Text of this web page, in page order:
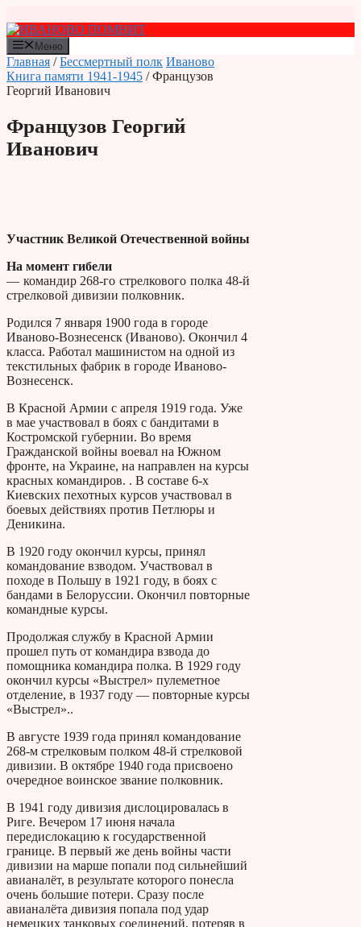
к
содержимому
Меню
Главная /Бессмертный полк Иваново
Книга памяти 1941-1945 / Французов
Георгий Иванович
Французов Георгий
Иванович
Участник Великой Отечественной войны
На момент гибели
— командир 268-го стрелкового полка 48-й
стрелковой дивизии полковник.
Родился 7 января 1900 года в городе
Иваново-Вознесенск (Иваново). Окончил 4
класса. Работал машинистом на одной из
текстильных фабрик в городе Иваново-
Вознесенск.
В Красной Армии с апреля 1919 года. Уже
в мае участвовал в боях с бандитами в
Костромской губернии. Во время
Гражданской войны воевал на Южном
фронте, на Украине, на направлен на курсы
красных командиров. . В составе 6-х
Киевских пехотных курсов участвовал в
боевых действиях против Петлюры и
Деникина.
В 1920 году окончил курсы, принял
командование взводом. Участвовал в
походе в Польшу в 1921 году, в боях с
бандами в Белоруссии. Окончил повторные
командные курсы.
Продолжая службу в Красной Армии
прошел путь от командира взвода до
помощника командира полка. В 1929 году
окончил курсы «Выстрел» пулеметное
отделение, в 1937 году — повторные курсы
«Выстрел»..
В августе 1939 года принял командование
268-м стрелковым полком 48-й стрелковой
дивизии. В октябре 1940 года присвоено
очередное воинское звание полковник.
В 1941 году дивизия дислоцировалась в
Риге. Вечером 17 июня начала
передислокацию к государственной
границе. В первый же день войны части
дивизии на марше попали под сильнейший
авианалёт, в результате которого понесла
очень большие потери. Сразу после
авианалёта дивизия попала под удар
немецких танковых соединений, потеряв в